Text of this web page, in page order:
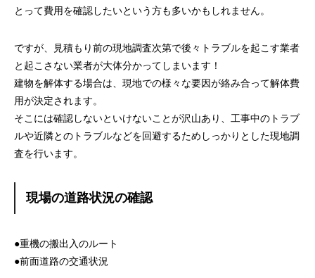
とって費用を確認したいという方も多いかもしれません。
ですが、見積もり前の現地調査次第で後々トラブルを起こす業者
と起こさない業者が大体分かってしまいます！
建物を解体する場合は、現地での様々な要因が絡み合って解体費
用が決定されます。
そこには確認しないといけないことが沢山あり、工事中のトラブ
ルや近隣とのトラブルなどを回避するためしっかりとした現地調
査を行います。
現場の道路状況の確認
●重機の搬出入のルート
●前面道路の交通状況